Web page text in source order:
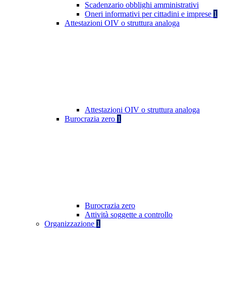
Scadenzario obblighi amministrativi
Oneri informativi per cittadini e imprese 1
Attestazioni OIV o struttura analoga
Attestazioni OIV o struttura analoga
Burocrazia zero 1
Burocrazia zero
Attività soggette a controllo
Organizzazione 1